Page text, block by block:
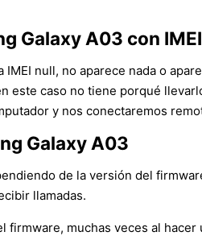
Galaxy A03 con
IMEI null, no aparece nada o
este caso no tiene porqué
y nos conectaremos
Galaxy A03
de la versión del
llamadas.
firmware, muchas veces al